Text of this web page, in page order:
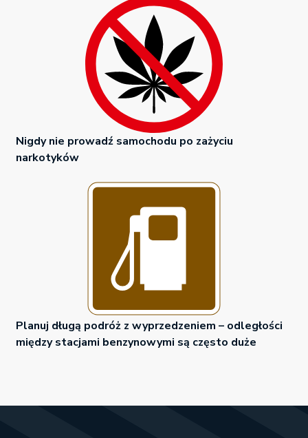
Nigdy nie prowadź samochodu po zażyciu
narkotyków
Planuj długą podróż z wyprzedzeniem – odległości
między stacjami benzynowymi są często duże